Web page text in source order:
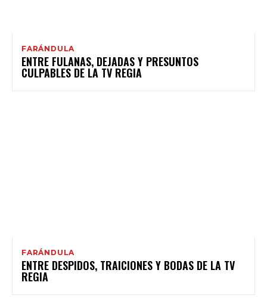
FARÁNDULA
ENTRE FULANAS, DEJADAS Y PRESUNTOS
CULPABLES DE LA TV REGIA
FARÁNDULA
ENTRE DESPIDOS, TRAICIONES Y BODAS DE LA TV
REGIA